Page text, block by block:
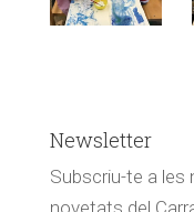
Newsletter
Subscriu-te a les
novetats del